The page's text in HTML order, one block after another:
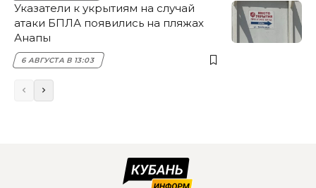
Указатели к укрытиям на случай
атаки БПЛА появились на пляжах
Анапы
6 АВГУСТА В 13:03